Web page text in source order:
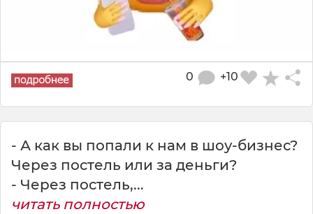
+10
0
- А как вы попали к нам в шоу-бизнес?
Через постель или за деньги?
- Через постель,...
читать полностью